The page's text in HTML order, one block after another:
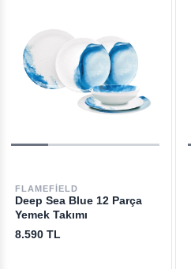
FLAMEFIELD
Deep Sea Blue 12 Parça
Yemek Takımı
8.590 TL